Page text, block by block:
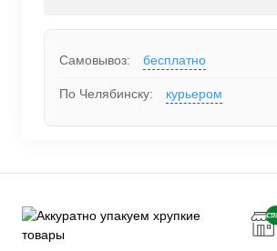
Самовывоз: бесплатно
По Челябинску: курьером